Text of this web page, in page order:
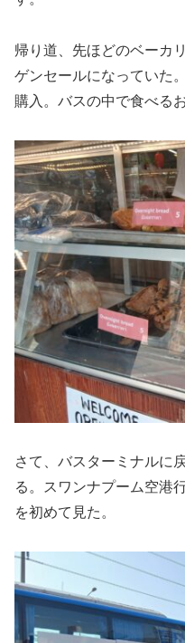
帰り道、先ほどのベーカ
ゲンセールになっていた
購入。バスの中で食べる
さて、バスターミナルに
る。スワンナプーム空港
を初めて見た。